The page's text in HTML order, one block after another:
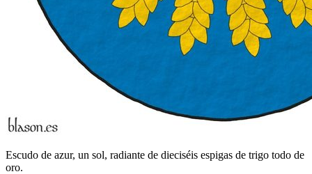
Escudo de azur, un sol, radiante de dieciséis espigas de trigo todo de
oro.